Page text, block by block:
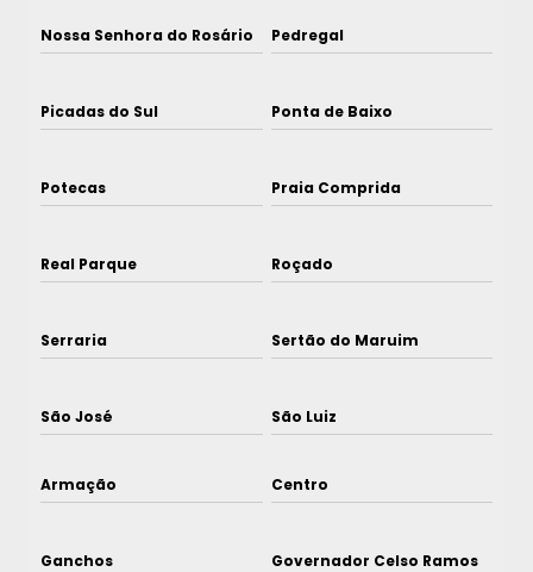
Nossa Senhora do Rosário Pedregal
Picadas do Sul Ponta de Baixo
Potecas Praia Comprida
Real Parque Roçado
Serraria Sertão do Maruim
São José São Luiz
Armação Centro
Ganchos Governador Celso Ramos